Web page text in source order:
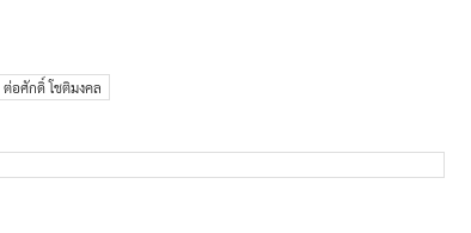
ต่อศักดิ์ โชติมงคล